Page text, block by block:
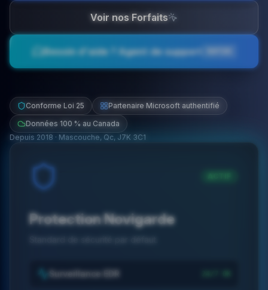
Voir nos Forfaits
Besoin d'aide ? Agent de support
Conforme Loi 25
Partenaire Microsoft authentifié
Données 100 % au Canada
Depuis 2018 · Mascouche, Qc, J7K 3C1
Protection Novigarde
Surveillance EDR